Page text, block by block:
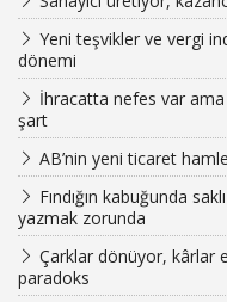
Yeni teşvikler ve vergi
dönemi
İhracatta nefes var ama
şart
AB’nin yeni ticaret
Fındığın kabuğunda
yazmak zorunda
Çarklar dönüyor, kârlar
paradoks